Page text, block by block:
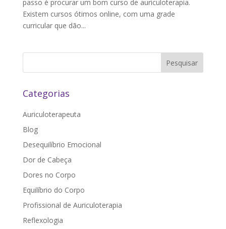
passo é procurar um bom curso de auriculoterapia.
Existem cursos ótimos online, com uma grade
curricular que dão...
Pesquisar
Categorias
Auriculoterapeuta
Blog
Desequilíbrio Emocional
Dor de Cabeça
Dores no Corpo
Equilíbrio do Corpo
Profissional de Auriculoterapia
Reflexologia